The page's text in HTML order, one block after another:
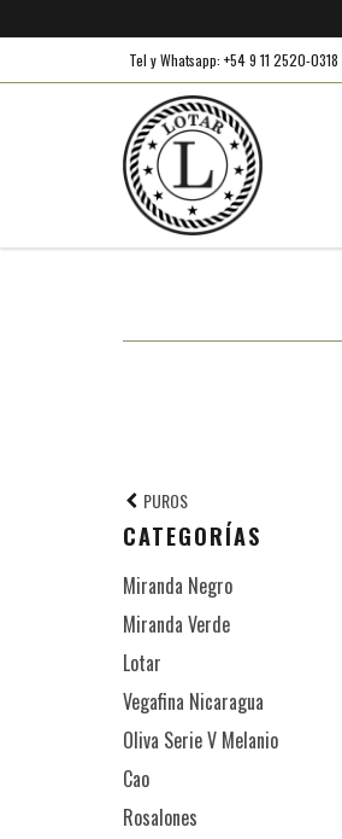
Tel y Whatsapp: +54 9 11 2520-0318
PUROS
CATEGORÍAS
Miranda Negro
Miranda Verde
Lotar
Vegafina Nicaragua
Oliva Serie V Melanio
Cao
Rosalones